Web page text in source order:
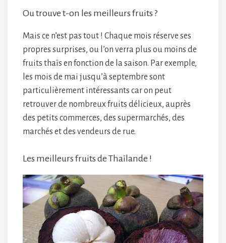
Ou trouve t-on les meilleurs fruits ?
Mais ce n’est pas tout ! Chaque mois réserve ses
propres surprises, ou l’on verra plus ou moins de
fruits thaïs en fonction de la saison. Par exemple,
les mois de mai jusqu’à septembre sont
particulièrement intéressants car on peut
retrouver de nombreux fruits délicieux, auprès
des petits commerces, des supermarchés, des
marchés et des vendeurs de rue.
Les meilleurs fruits de Thaïlande !